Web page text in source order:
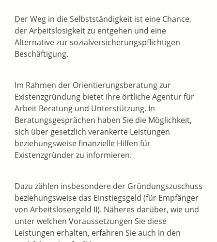
Der Weg in die Selbstständigkeit ist eine Chance,
der Arbeitslosigkeit zu entgehen und eine
Alternative zur sozialversicherungspflichtigen
Beschäftigung.
Im Rahmen der Orientierungsberatung zur
Existenzgründung bietet Ihre örtliche Agentur für
Arbeit Beratung und Unterstützung. In
Beratungsgesprächen haben Sie die Möglichkeit,
sich über gesetzlich verankerte Leistungen
beziehungsweise finanzielle Hilfen für
Existenzgründer zu informieren.
Dazu zählen insbesondere der Gründungszuschuss
beziehungsweise das Einstiegsgeld (für Empfänger
von Arbeitslosengeld II). Näheres darüber, wie und
unter welchen Voraussetzungen Sie diese
Leistungen erhalten, erfahren Sie auch in den